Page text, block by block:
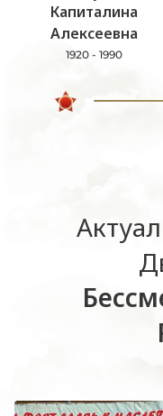
Капиталина
Алексеевна
1920 - 1990